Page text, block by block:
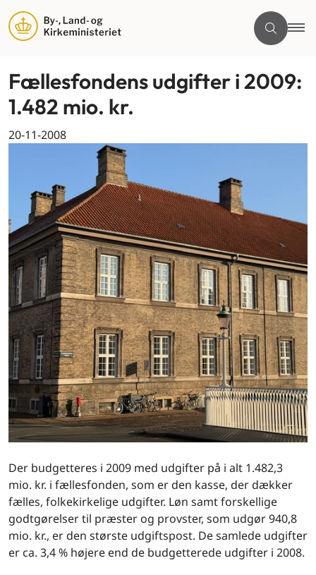
Fællesfondens udgifter i 2009:
1.482 mio. kr.
20-11-2008
Der budgetteres i 2009 med udgifter på i alt 1.482,3
mio. kr. i fællesfonden, som er den kasse, der dækker
fælles, folkekirkelige udgifter. Løn samt forskellige
godtgørelser til præster og provster, som udgør 940,8
mio. kr., er den største udgiftspost. De samlede udgifter
er ca. 3,4 % højere end de budgetterede udgifter i 2008.